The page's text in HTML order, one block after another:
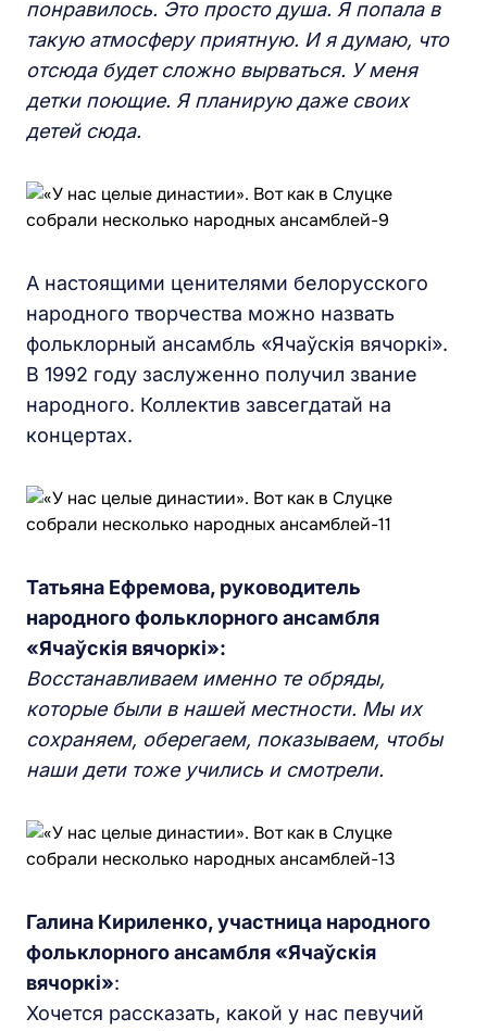
понравилось. Это просто душа. Я попала в
такую атмосферу приятную. И я думаю, что
отсюда будет сложно вырваться. У меня
детки поющие. Я планирую даже своих
детей сюда.
А настоящими ценителями белорусского
народного творчества можно назвать
фольклорный ансамбль «Ячаўскія вячоркі».
В 1992 году заслуженно получил звание
народного. Коллектив завсегдатай на
концертах.
Татьяна Ефремова, руководитель
народного фольклорного ансамбля
«Ячаўскія вячоркі»:
Восстанавливаем именно те обряды,
которые были в нашей местности. Мы их
сохраняем, оберегаем, показываем, чтобы
наши дети тоже учились и смотрели.
Галина Кириленко, участница народного
фольклорного ансамбля «Ячаўскія
вячоркі»:
Хочется рассказать, какой у нас певучий